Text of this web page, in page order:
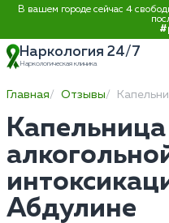
В вашем городе сейчас 4
Наркология 24/7
Наркологическая клиника
Главная Отзывы
Абдулине